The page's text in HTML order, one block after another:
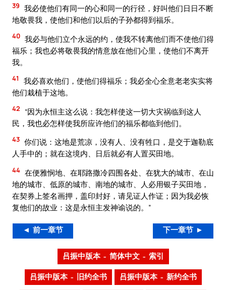
39 我必使他们有同一的心和同一的行径，好叫他们日日不断
地敬畏我，使他们和他们以后的子孙都得到福乐。
40 我必与他们立个永远的约，使我不转离他们而不使他们得
福乐；我也必将敬畏我的情意放在他们心里，使他们不离开
我。
41
我必喜欢他们，使他们得福乐；我必全心全意老老实实将
他们栽植于这地。
42
“因为永恒主这么说：我怎样使这一切大灾祸临到这人
民，我也必怎样使我所应许他们的福乐都临到他们。
43 你们说：这地是荒凉，没有人、没有牲口，是交于迦勒底
人手中的；就在这境内、日后就必有人置买田地。
44 在便雅悯地、在耶路撒冷四围各处、在犹大的城市、在山
地的城市、低原的城市、南地的城市、人必用银子买田地，
在契券上签名画押，盖印封好，请见证人作证；因为我必恢
复他们的故业：这是永恒主发神谕说的。”
◄ 前一章节 下一章节 ►
吕振中版本 – 简体中文 – 索引
吕振中版本 – 旧约全书 吕振中版本 – 新约全书